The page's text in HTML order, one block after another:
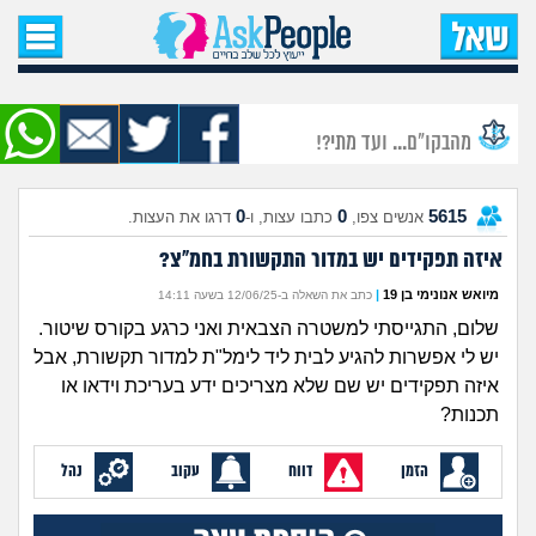
עמוד הבית
שאל שאלה
שאלות חדשות
שאלות שעוררו עניין
עצות חדשות
מה קורה כאן?
מדורים
מהבקו"ם... ועד מתי?!
5615 אנשים צפו, 0 כתבו עצות, ו-0 דרגו את העצות.
איזה תפקידים יש במדור התקשורת בחמ"צ?
מיואש אנונימי בן 19 | כתב את השאלה ב-12/06/25 בשעה 14:11
שלום, התגייסתי למשטרה הצבאית ואני כרגע בקורס שיטור.
יש לי אפשרות להגיע לבית ליד לימל"ת למדור תקשורת, אבל
איזה תפקידים יש שם שלא מצריכים ידע בעריכת וידאו או
תכנות?
הזמן דווח עקוב נהל